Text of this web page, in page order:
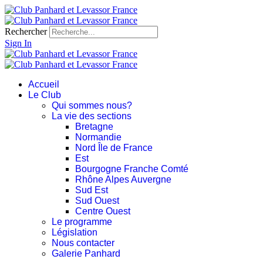
Rechercher
Sign In
Accueil
Le Club
Qui sommes nous?
La vie des sections
Bretagne
Normandie
Nord Île de France
Est
Bourgogne Franche Comté
Rhône Alpes Auvergne
Sud Est
Sud Ouest
Centre Ouest
Le programme
Législation
Nous contacter
Galerie Panhard